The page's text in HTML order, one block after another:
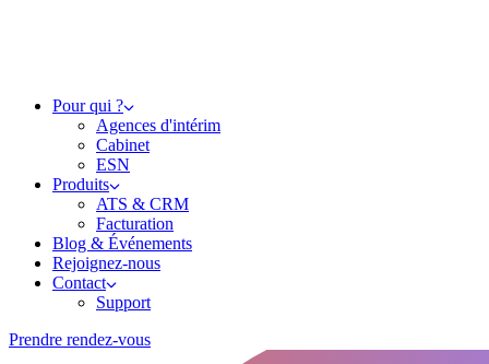
Pour qui ?
Agences d'intérim
Cabinet
ESN
Produits
ATS & CRM
Facturation
Blog & Événements
Rejoignez-nous
Contact
Support
Prendre rendez-vous